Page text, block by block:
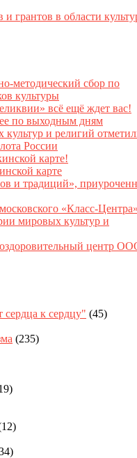
грантов в области
методический сбор по
культуры
всё ещё ждет вас!
по выходным дням
и религий
России
карте!
карте
и традиций»,
«Класс-
мировых культур и
центр
к сердцу" (45)
(235)